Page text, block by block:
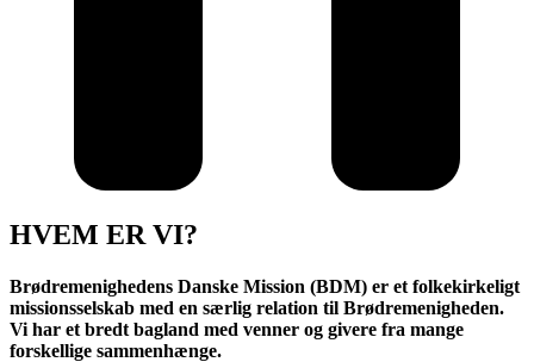
HVEM ER VI?
Brødremenighedens Danske Mission (BDM) er et folkekirkeligt
missionsselskab med en særlig relation til Brødremenigheden.
Vi har et bredt bagland med venner og givere fra mange
forskellige sammenhænge.